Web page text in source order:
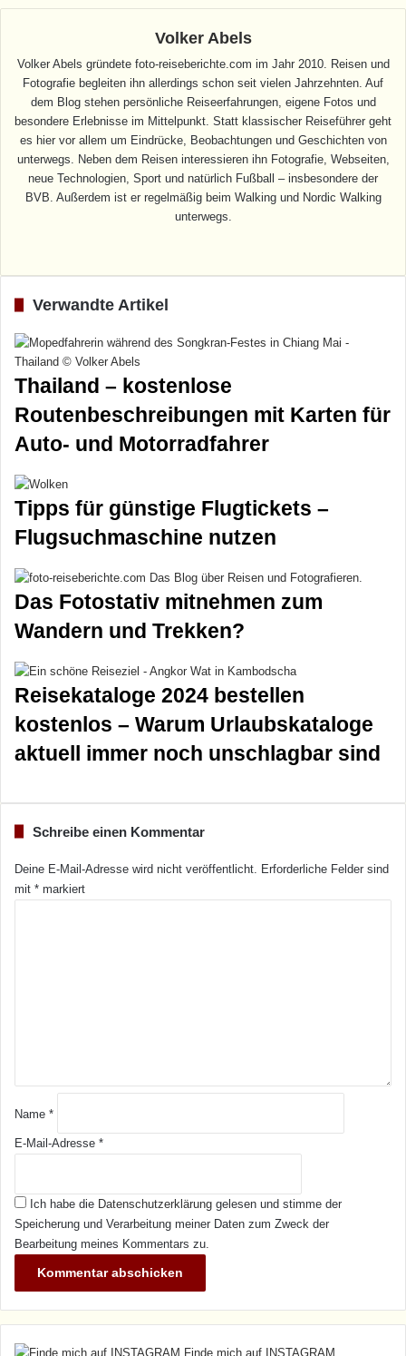
Volker Abels
Volker Abels gründete foto-reiseberichte.com im Jahr 2010. Reisen und
Fotografie begleiten ihn allerdings schon seit vielen Jahrzehnten. Auf
dem Blog stehen persönliche Reiseerfahrungen, eigene Fotos und
besondere Erlebnisse im Mittelpunkt. Statt klassischer Reiseführer geht
es hier vor allem um Eindrücke, Beobachtungen und Geschichten von
unterwegs. Neben dem Reisen interessieren ihn Fotografie, Webseiten,
neue Technologien, Sport und natürlich Fußball – insbesondere der
BVB. Außerdem ist er regelmäßig beim Walking und Nordic Walking
unterwegs.
Verwandte Artikel
Thailand – kostenlose
Routenbeschreibungen mit Karten für
Auto- und Motorradfahrer
Tipps für günstige Flugtickets –
Flugsuchmaschine nutzen
Das Fotostativ mitnehmen zum
Wandern und Trekken?
Reisekataloge 2024 bestellen
kostenlos – Warum Urlaubskataloge
aktuell immer noch unschlagbar sind
Schreibe einen Kommentar
Deine E-Mail-Adresse wird nicht veröffentlicht.
Erforderliche Felder sind
mit * markiert
*
Name *
E-Mail-Adresse *
Ich habe die Datenschutzerklärung gelesen und stimme der
Speicherung und Verarbeitung meiner Daten zum Zweck der
Bearbeitung meines Kommentars zu.
Finde mich auf INSTAGRAM